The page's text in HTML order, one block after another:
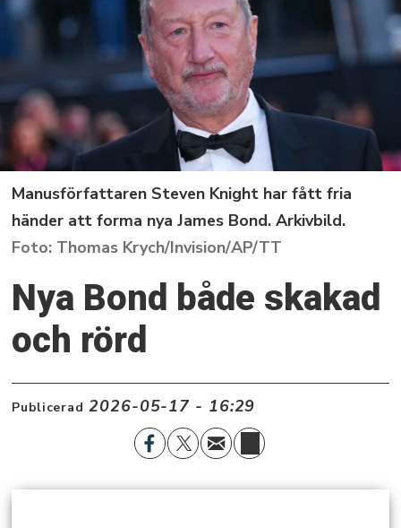
Manusförfattaren Steven Knight har fått fria
händer att forma nya James Bond. Arkivbild.
Thomas Krych/Invision/AP/TT
Nya Bond både skakad
och rörd
Publicerad 2026-05-17 - 16:29